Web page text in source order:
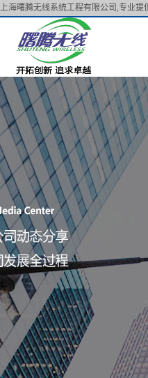
上海曙腾无线系统工程有限公司,专业